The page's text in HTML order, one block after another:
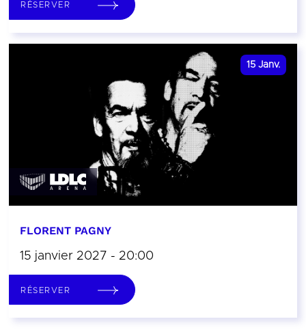
RÉSERVER
15 Janv.
FLORENT PAGNY
15 janvier 2027 - 20:00
RÉSERVER